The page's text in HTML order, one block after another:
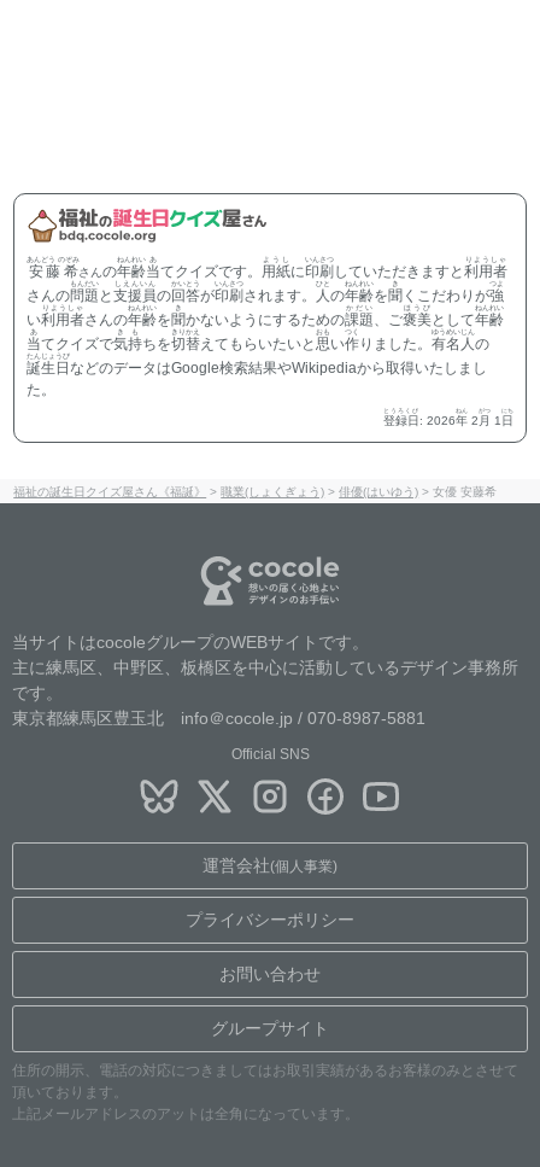
安藤希
あんどう のぞみ
さんの年齢
ねんれい
当
あ
てクイズです。 用紙
ようし
に印刷
いんさつ
していただきますと利用者
りようしゃ
さんの問題
もんだい
と支援員
しえんいん
の回答
かいとう
が印刷
いんさつ
されます。 人
ひと
の年齢
ねんれい
を聞
き
くこだわりが強
つよ
い利用者
りようしゃ
さんの年齢
ねんれい
を聞
き
かないようにするための課題
かだい
、ご褒美
ほうび
として年齢
ねんれい
当
あ
てクイズで気持
きも
ちを切替
きりかえ
えてもらいたいと思
おも
い作
つく
りました。有名人
ゆうめいじん
の
誕生日
たんじょうび
などのデータはGoogle検索結果やWikipediaから取得いたしまし
た。
登録日
とうろくび
: 2026年
ねん
2 月
がつ
1日
にち
福祉の誕生日クイズ屋さん《福誕》 > 職業(しょくぎょう) >俳優(はいゆう) >女優 安藤希
当サイトはcocoleグループのWEBサイトです。
主に練馬区、中野区、板橋区を中心に活動しているデザイン事務所
です。
東京都練馬区豊玉北 info＠cocole.jp / 070-8987-5881
Official SNS
運営会社(個人事業)
プライバシーポリシー
お問い合わせ
グループサイト
住所の開示、電話の対応につきましてはお取引実績があるお客様のみとさせて
頂いております。
上記メールアドレスのアットは全角になっています。